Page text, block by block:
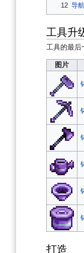
12 导航
工具升
工具的最后
图片
打造